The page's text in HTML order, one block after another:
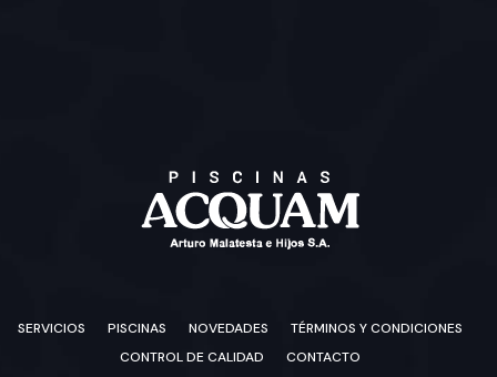
SERVICIOS PISCINAS NOVEDADES
TÉRMINOS Y CONDICIONES
CONTROL DE CALIDAD
CONTACTO